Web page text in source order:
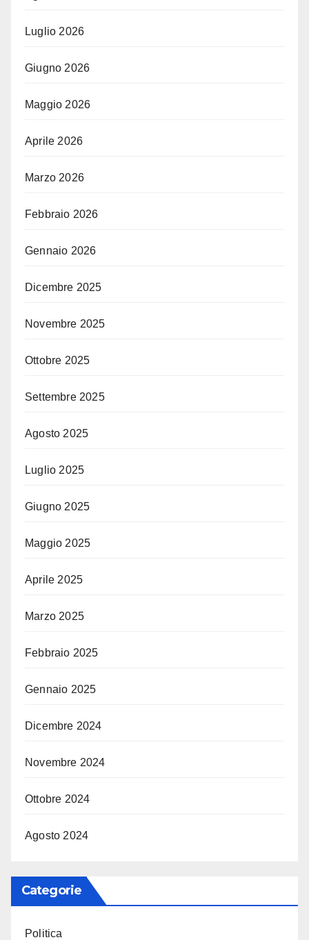
Luglio 2026
Giugno 2026
Maggio 2026
Aprile 2026
Marzo 2026
Febbraio 2026
Gennaio 2026
Dicembre 2025
Novembre 2025
Ottobre 2025
Settembre 2025
Agosto 2025
Luglio 2025
Giugno 2025
Maggio 2025
Aprile 2025
Marzo 2025
Febbraio 2025
Gennaio 2025
Dicembre 2024
Novembre 2024
Ottobre 2024
Agosto 2024
Categorie
Politica